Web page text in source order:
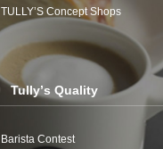
TULLYʼS Concept Shops
Tullyʼs Quality
Barista Contest